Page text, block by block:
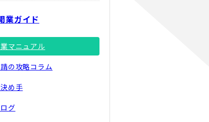
業ガイド
マニュアル
の攻略コラム
め手
グ